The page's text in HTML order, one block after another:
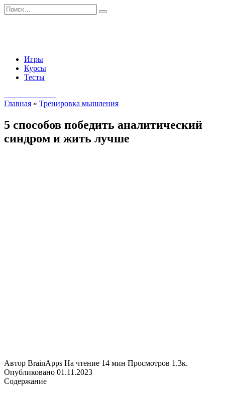
Перейти
к
Search
for:
Игры
Курсы
Тесты
Главная » Тренировка мышления
5 способов победить аналитический
синдром и жить лучше
Автор BrainApps На чтение 14 мин Просмотров 1.3к.
Опубликовано 01.11.2023
Содержание